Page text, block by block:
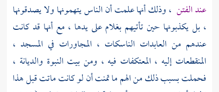
عند الفتن ، وذلك أنها علمت أن الناس يتهمونها ولا يصدقونها
، بل يكذبونها حين تأتيهم بغلام على يدها ، مع أنها قد كانت
عندهم من العابدات الناسكات ، المجاورات في المسجد ،
المنقطعات إليه ، المعتكفات فيه ، ومن بيت النبوة والديانة ،
فحملت بسبب ذلك من الهم ما تمنت أن لو كانت ماتت قبل هذا